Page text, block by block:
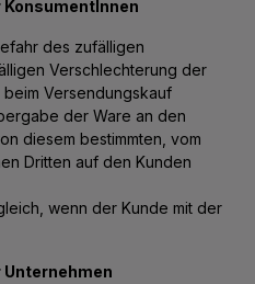
des zufälligen
Verschlechterung der
Versendungskauf
der Ware an den
diesem bestimmten, vom
Dritten auf den Kunden
wenn der Kunde mit der